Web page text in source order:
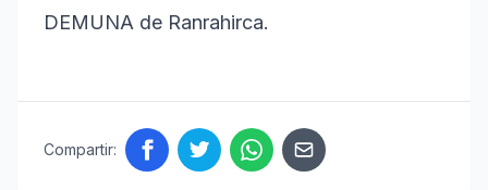
DEMUNA de Ranrahirca.
Compartir: